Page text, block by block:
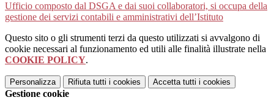
Ufficio composto dal DSGA e dai suoi collaboratori, si occupa della
gestione dei servizi contabili e amministrativi dell’Istituto
Questo sito o gli strumenti terzi da questo utilizzati si avvalgono di
cookie necessari al funzionamento ed utili alle finalità illustrate nella
COOKIE POLICY.
Personalizza Rifiuta tutti i cookies Accetta tutti i cookies
Gestione cookie